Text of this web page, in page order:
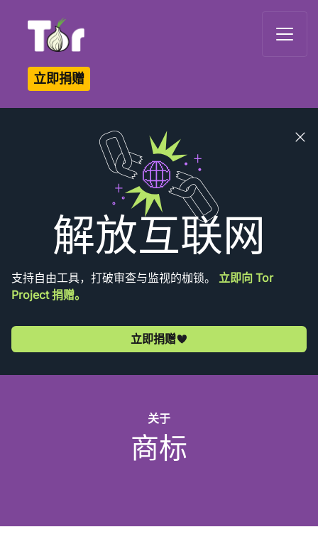
立即捐赠
解放互联网
支持自由工具，打破审查与监视的枷锁。 立即向 Tor
Project 捐赠。
立即捐赠
关于
商标